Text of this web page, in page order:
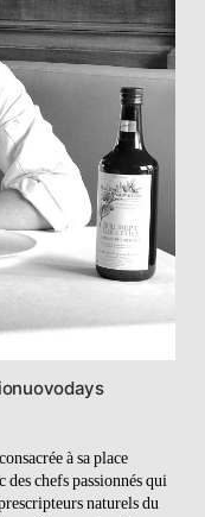
à sa place
chefs passionnés qui
naturels du